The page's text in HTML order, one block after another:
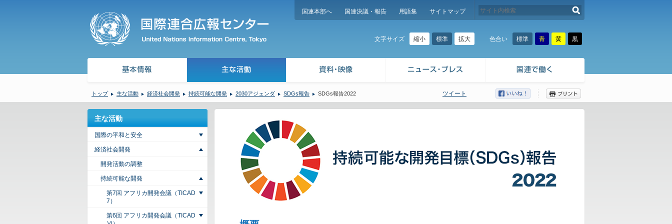
国連本部へ 国連決議・報告 用語集 サイトマップ
文字サイズ 縮小 標準 拡大 色合い 標準 青 黄 黒
トップ 主な活動 経済社会開発 持続可能な開発 2030アジェンダ SDGs報告 SDGs報告2022 ツイート
主な活動
国際の平和と安全
経済社会開発
開発活動の調整
持続可能な開発
第7回 アフリカ開発会議（TICAD
7）
第6回 アフリカ開発会議（TICAD